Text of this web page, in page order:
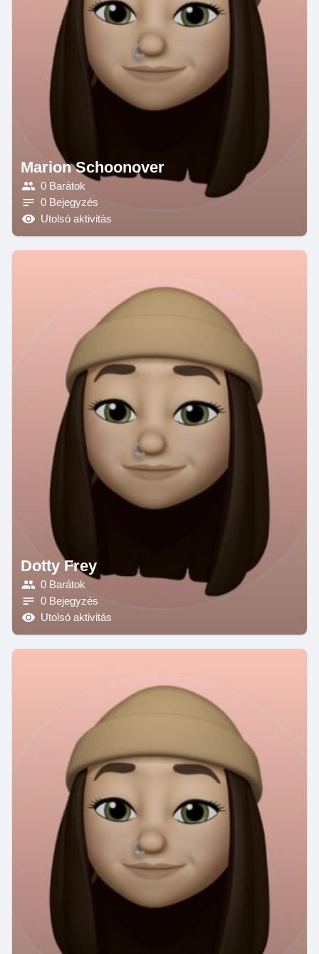
Marion Schoonover
0 Barátok
0 Bejegyzés
Utolsó aktivitás
Dotty Frey
0 Barátok
0 Bejegyzés
Utolsó aktivitás